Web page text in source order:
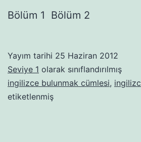
Bölüm 1 Bölüm 2
Yayım tarihi 25 Haziran 2012
Seviye 1 olarak sınıflandırılmış
ingilizce bulunmak cümlesi,
etiketlenmiş